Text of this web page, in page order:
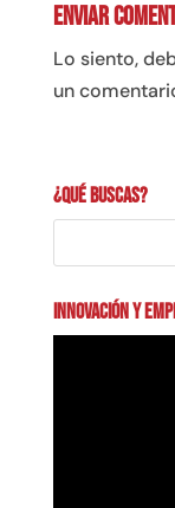
Enviar
Lo siento,
un
¿Qué buscas?
INNOVACIÓN Y